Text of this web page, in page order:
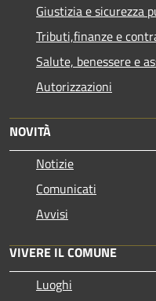
Giustizia e sicurezza
Tributi,finanze e
Salute, benessere e
Autorizzazioni
NOVITÀ
Notizie
Comunicati
Avvisi
VIVERE IL COMUNE
Luoghi